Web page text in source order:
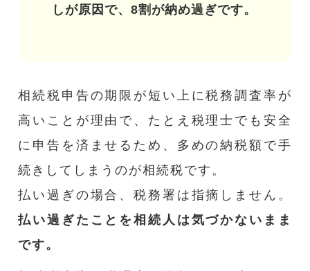
しが原因で、8割が納め過ぎです。
相続税申告の期限が短い上に税務調査率が
高いことが理由で、たとえ税理士でも安全
に申告を済ませるため、多めの納税額で手
続きしてしまうのが相続税です。
払い過ぎの場合、税務署は指摘しません。
払い過ぎたことを相続人は気づかないまま
です。